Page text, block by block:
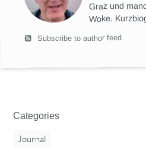
Graz und
Woke.
Subscribe to author feed
Categories
Journal